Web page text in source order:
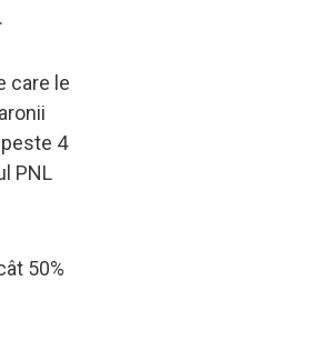
care le
4
PNL
50%